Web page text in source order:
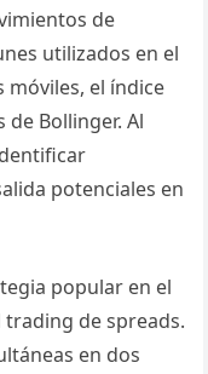
de
utilizados en el
móviles, el índice
de Bollinger. Al
potenciales en
popular en el
de spreads.
en dos